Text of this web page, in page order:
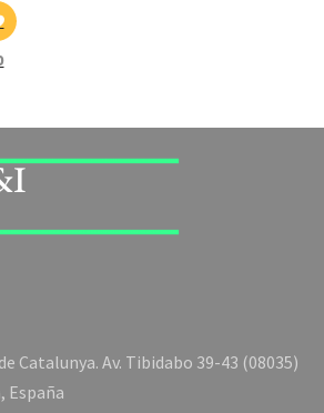
Catalunya. Av. Tibidabo 39-43 (08035)
España